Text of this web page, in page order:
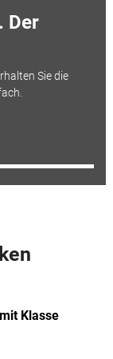
Der
Sie die
Klasse